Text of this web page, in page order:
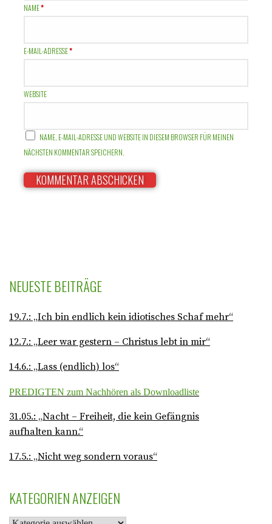
NAME*
E-MAIL-ADRESSE*
WEBSITE
NAME, E-MAIL-ADRESSE UND WEBSITE IN DIESEM BROWSER FÜR MEINEN
NÄCHSTEN KOMMENTAR SPEICHERN.
NEUESTE BEITRÄGE
19.7.: „Ich bin endlich kein idiotisches Schaf mehr“
12.7.: „Leer war gestern – Christus lebt in mir“
14.6.: „Lass (endlich) los“
PREDIGTEN zum Nachhören als Downloadliste
31.05.: „Nacht – Freiheit, die kein Gefängnis
aufhalten kann.“
17.5.: „Nicht weg sondern voraus“
KATEGORIEN ANZEIGEN